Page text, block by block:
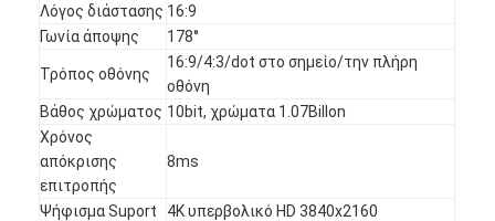
Λόγος διάστασης 16:9
Γωνία άποψης
178°
Τρόπος οθόνης
16:9/4:3/dot στο σημείο/την πλήρη
οθόνη
Βάθος χρώματος 10bit, χρώματα 1.07Billon
Χρόνος
απόκρισης
επιτροπής
8ms
Ψήφισμα Suport 4K υπερβολικό HD 3840x2160